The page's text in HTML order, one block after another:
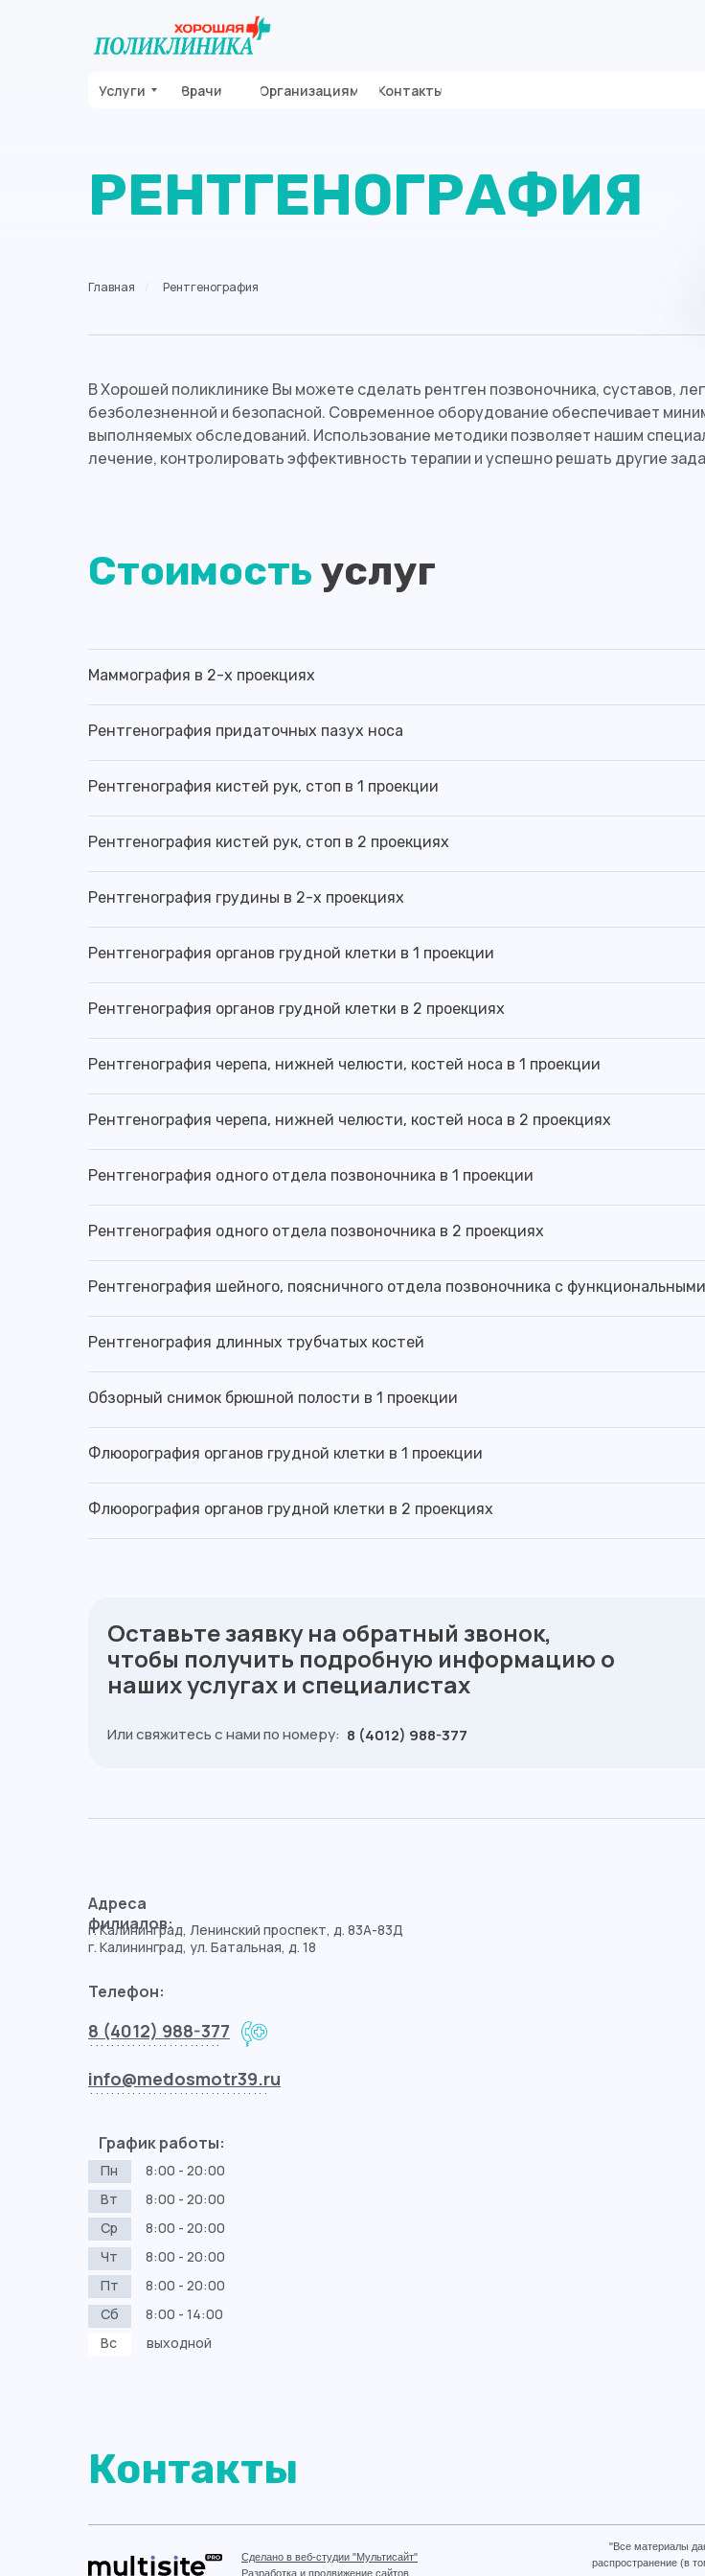
Услуги Врачи Организациям Контакты
РЕНТГЕНОГРАФИЯ
Главная / Рентгенография
В Хорошей поликлинике Вы можете сделать рентген позвоночника, суставов,
безболезненной и безопасной. Современное оборудование обеспечивает
выполняемых обследований. Использование методики позволяет нашим
лечение, контролировать эффективность терапии и успешно решать другие
Стоимость услуг
Маммография в 2-х проекциях
Рентгенография придаточных пазух носа
Рентгенография кистей рук, стоп в 1 проекции
Рентгенография кистей рук, стоп в 2 проекциях
Рентгенография грудины в 2-х проекциях
Рентгенография органов грудной клетки в 1 проекции
Рентгенография органов грудной клетки в 2 проекциях
Рентгенография черепа, нижней челюсти, костей носа в 1 проекции
Рентгенография черепа, нижней челюсти, костей носа в 2 проекциях
Рентгенография одного отдела позвоночника в 1 проекции
Рентгенография одного отдела позвоночника в 2 проекциях
Рентгенография шейного, поясничного отдела позвоночника с
Рентгенография длинных трубчатых костей
Обзорный снимок брюшной полости в 1 проекции
Флюорография органов грудной клетки в 1 проекции
Флюорография органов грудной клетки в 2 проекциях
Оставьте заявку на обратный звонок,
чтобы получить подробную информацию о
наших услугах и специалистах
Или свяжитесь с нами по номеру: 8 (4012) 988-377
г. Калининград, Ленинский проспект, д. 83А-83Д
г. Калининград, ул. Батальная, д. 18
.........................
8 (4012) 988-377
Адреса
филиалов:
Телефон:
График работы:
Вт
Ср
Чт
Пт
Сб
Вс
8:00 - 20:00
8:00 - 20:00
Пн 8:00 - 20:00
8:00 - 20:00
8:00 - 20:00
выходной
8:00 - 14:00
..................................
info@medosmotr39.ru
Контакты
Сделано в веб-студии "Мультисайт"
Разработка и продвижение сайтов
"Все материалы
распространение (в